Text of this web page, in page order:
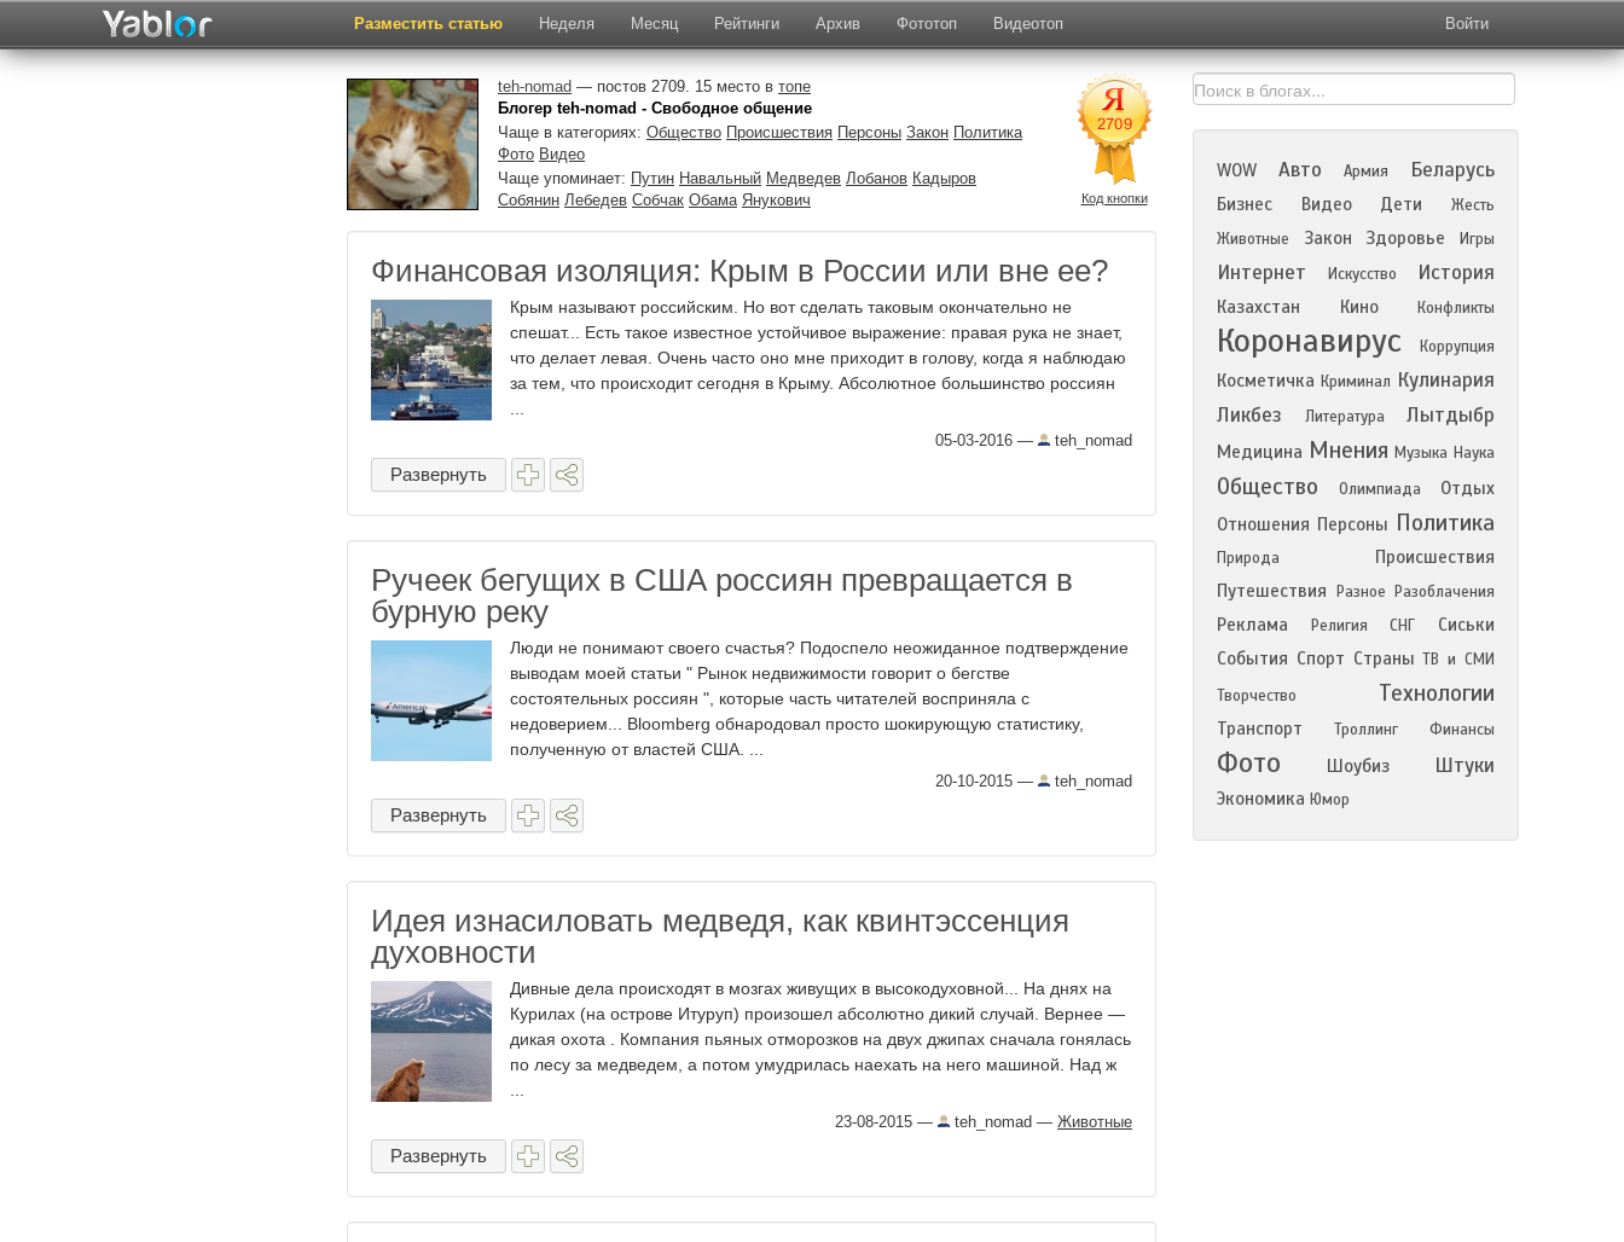
Разместить статью Неделя Месяц Рейтинги Архив Фототоп Видеотоп Войти
teh-nomad — постов 2709. 15 место в топе
Блогер teh-nomad - Свободное общение
Чаще в категориях: Общество Происшествия Персоны Закон Политика
Фото Видео
Чаще упоминает: Путин Навальный Медведев Лобанов Кадыров
Собянин Лебедев Собчак Обама Янукович Код кнопки
Финансовая изоляция: Крым в России или вне ее?
Крым называют российским. Но вот сделать таковым окончательно не
спешат... Есть такое известное устойчивое выражение: правая рука не знает,
что делает левая. Очень часто оно мне приходит в голову, когда я наблюдаю
за тем, что происходит сегодня в Крыму. Абсолютное большинство россиян
05-03-2016 — teh_nomad
Развернуть
Ручеек бегущих в США россиян превращается в
бурную реку
Люди не понимают своего счастья? Подоспело неожиданное подтверждение
выводам моей статьи " Рынок недвижимости говорит о бегстве
состоятельных россиян ", которые часть читателей восприняла с
недоверием... Bloomberg обнародовал просто шокирующую статистику,
полученную от властей США. ...
20-10-2015 — teh_nomad
Развернуть
Идея изнасиловать медведя, как квинтэссенция
духовности
Дивные дела происходят в мозгах живущих в высокодуховной... На днях на
Курилах (на острове Итуруп) произошел абсолютно дикий случай. Вернее —
дикая охота . Компания пьяных отморозков на двух джипах сначала гонялась
по лесу за медведем, а потом умудрилась наехать на него машиной. Над ж
23-08-2015 — teh_nomad — Животные
Развернуть
WOW Авто Армия Беларусь
Бизнес Видео Дети
Жесть
Животные
Закон Здоровье Игры
Интернет Искусство История
Казахстан Кино Конфликты
Коронавирус Коррупция
Косметичка Криминал Кулинария
Ликбез
Литература Лытдыбр
Медицина Мнения Музыка Наука
Общество Олимпиада
Отдых
Отношения Персоны Политика
Природа
Происшествия
Путешествия
Разное Разоблачения
Реклама Религия СНГ
Сиськи
События Спорт Страны ТВ и СМИ
Творчество
Технологии
Транспорт Троллинг Финансы
Фото Шоубиз Штуки
Экономика Юмор